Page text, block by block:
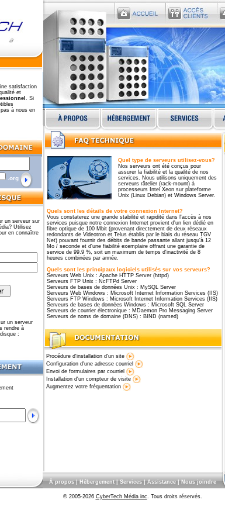
satisfaction
et
. Si
à nous en
.org
un serveur sur
Utilisez
en connaître
un serveur
rendre à
:
Quel type de serveurs utilisez-vous?
Nos serveurs ont été conçus pour
assurer la fiabilité et la qualité de nos
services. Nous utilisons uniquement des
serveurs râtelier (rack-mount) à
processeurs Intel Xeon sur plateforme
Unix (Linux Debian) et Windows Server.
Quels sont les détails de votre connexion Internet?
Vous constaterez une grande stabilité et rapidité dans l'accès à nos
services puisque notre connexion Internet provient d'un lien dédié en
fibre optique de 100 Mbit (provenant directement de deux réseaux
redondants de Videotron et Telus établis par le biais du réseau TGV
Net) pouvant fournir des débits de bande passante allant jusqu'à 12
Mo / seconde et d'une fiabilité exemplaire offrant une garantie de
service de 99.9 %, soit un maximum de temps d'inactivité de 8
heures combinées par année.
Quels sont les principaux logiciels utilisés sur vos serveurs?
Serveurs Web Unix : Apache HTTP Server (httpd)
Serveurs FTP Unix : NcFTPd Server
Serveurs de bases de données Unix : MySQL Server
Serveurs Web Windows : Microsoft Internet Information Services (IIS)
Serveurs FTP Windows : Microsoft Internet Information Services (IIS)
Serveurs de bases de données Windows : Microsoft SQL Server
Serveurs de courrier électronique : MDaemon Pro Messaging Server
Serveurs de noms de domaine (DNS) : BIND (named)
Procédure d'installation d'un site
Configuration d'une adresse courriel
Envoi de formulaires par courriel
Installation d'un compteur de visite
Augmentez votre fréquentation
À propos|Hébergement|Services|Assistance|Nous joindre
© 2005-2026 CyberTech Média inc. Tous droits réservés.